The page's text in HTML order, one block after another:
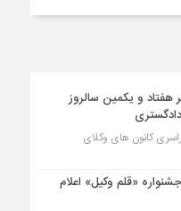
هفتاد و یکمین سالروز
کانون های وکلای
«قلم وکیل» اعلام